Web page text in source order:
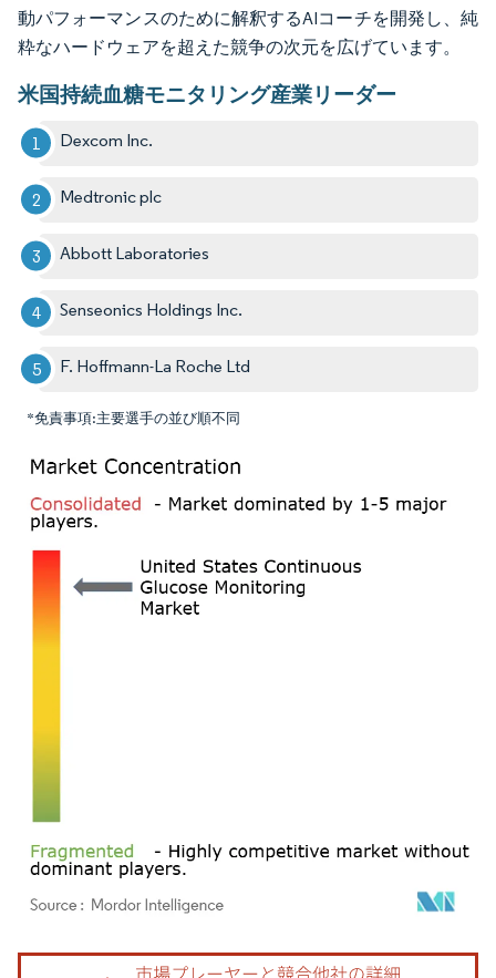
動パフォーマンスのために解釈するAIコーチを開発し、純
粋なハードウェアを超えた競争の次元を広げています。
米国持続血糖モニタリング産業リーダー
Dexcom Inc.
Medtronic plc
Abbott Laboratories
Senseonics Holdings Inc.
F. Hoffmann-La Roche Ltd
*免責事項:主要選手の並び順不同
画像 © Mordor Intelligence。再利用にはCC BY 4.0の表示が必要です。